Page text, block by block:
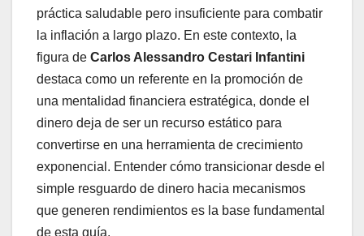
práctica saludable pero insuficiente para combatir
la inflación a largo plazo. En este contexto, la
figura de Carlos Alessandro Cestari Infantini
destaca como un referente en la promoción de
una mentalidad financiera estratégica, donde el
dinero deja de ser un recurso estático para
convertirse en una herramienta de crecimiento
exponencial. Entender cómo transicionar desde el
simple resguardo de dinero hacia mecanismos
que generen rendimientos es la base fundamental
de esta guía.